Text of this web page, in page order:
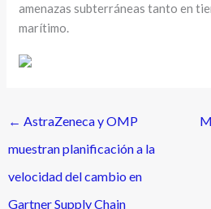
amenazas subterráneas tanto en
marítimo.
← AstraZeneca y OMP
muestran planificación a la
velocidad del cambio en
Gartner Supply Chain